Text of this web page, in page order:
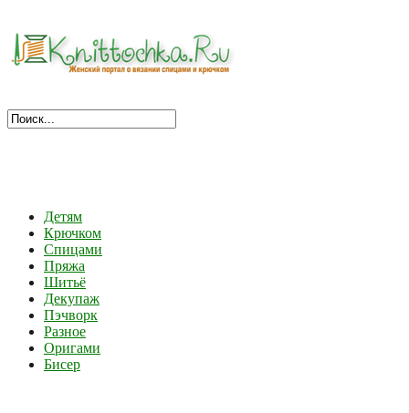
Детям
Крючком
Спицами
Пряжа
Шитьё
Декупаж
Пэчворк
Разное
Оригами
Бисер